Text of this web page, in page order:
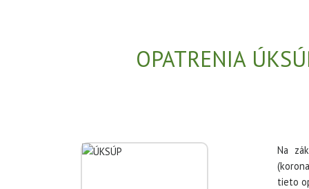
OPATRENIA
Na
tieto